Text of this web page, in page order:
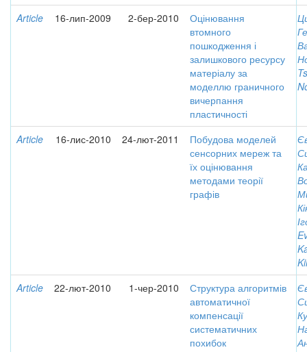
Article
16-лип-2009 2-бер-2010
Оцінювання
втомного
пошкодження і
залишкового ресурсу
матеріалу за
моделлю граничного
вичерпання
пластичності
Article 16-лис-2010 24-лют-2011
Побудова моделей
сенсорних мереж та
їх оцінювання
методами теорії
графів
Article
22-лют-2010 1-чер-2010
Структура алгоритмів
автоматичної
компенсації
систематичних
похибок